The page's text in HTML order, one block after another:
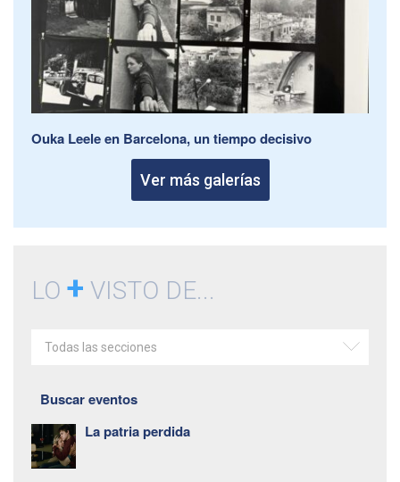
Ouka Leele en Barcelona, un tiempo decisivo
Ver más galerías
LO + VISTO DE...
Todas las secciones
Buscar eventos
La patria perdida